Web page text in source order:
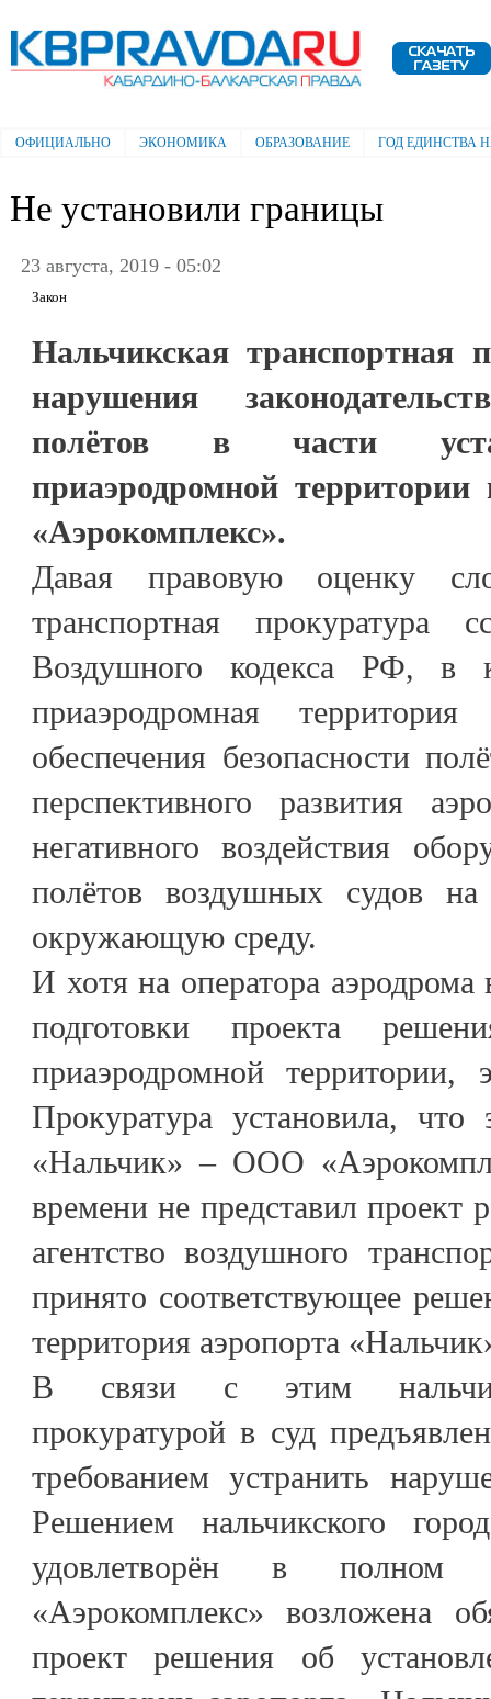
Электронная газета "Кабардино-
Балкарская правда"
Главное меню
ОФИЦИАЛЬНО ЭКОНОМИКА ОБРАЗОВАНИЕ ГОД ЕДИНСТВА
Не установили границы
23 августа, 2019 - 05:02
Закон
Нальчикская транспортная
нарушения
полётов в части
приаэродромной
«Аэрокомплекс».
Давая правовую оценку
транспортная
Воздушного кодекса РФ, в
приаэродромная территория
обеспечения безопасности
перспективного развития
негативного воздействия
полётов воздушных судов на
окружающую среду.
И хотя на оператора аэродрома
подготовки проекта
приаэродромной
Прокуратура установила, что
«Нальчик» – ООО
времени не представил проект
агентство воздушного
принято соответствующее
территория аэропорта
В связи с этим
прокуратурой в суд
требованием устранить
Решением нальчикского
удовлетворён в
«Аэрокомплекс» возложена
проект решения об